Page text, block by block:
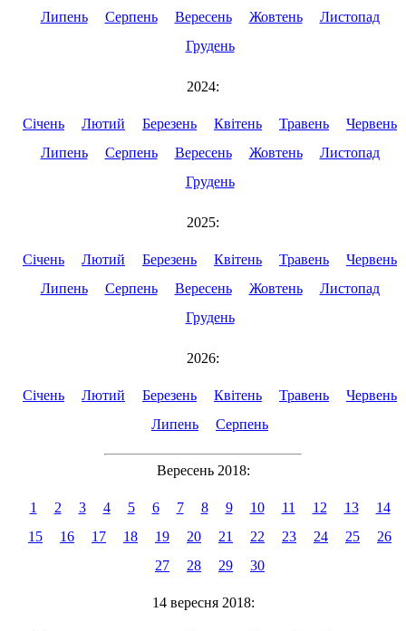
Липень
Серпень Вересень Жовтень
Листопад
Грудень
2024:
Січень Лютий Березень Квітень Травень
Червень
Липень
Серпень Вересень Жовтень
Листопад
Грудень
2025:
Січень Лютий Березень Квітень Травень
Червень
Липень
Серпень Вересень Жовтень
Листопад
Грудень
2026:
Січень Лютий Березень Квітень Травень
Червень
Липень
Серпень
Вересень 2018:
1 2 3 4 5 6 7 8 9 10 11 12 13
14
15
16 17 18 19 20 21 22 23 24 25
26
27
28 29 30
14 вересня 2018: